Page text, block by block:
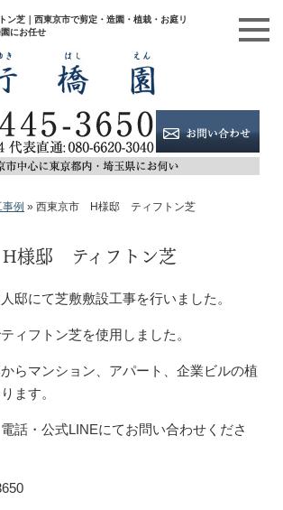
芝｜西東京市で剪定・造園・植栽・お庭リ
にお任せ
例 » 西東京市 H様邸 ティフトン芝
様邸 ティフトン芝
邸にて芝敷敷設工事を行いました。
ィフトン芝を使用しました。
らマンション、アパート、企業ビルの植
ます。
話・公式LINEにてお問い合わせくださ